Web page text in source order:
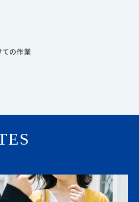
ての作業